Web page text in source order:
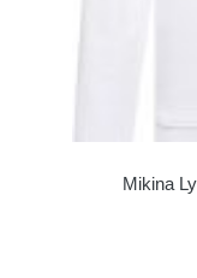
Mikina